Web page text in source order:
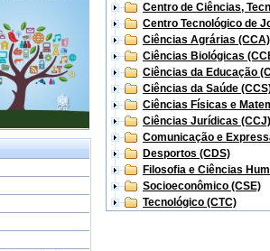
Centro de Ciências,
Centro Tecnológico de
Ciências Agrárias (CCA)
Ciências Biológicas
Ciências da Educação
Ciências da Saúde
Ciências Físicas e
Ciências Jurídicas (CCJ)
Comunicação e
Desportos (CDS)
Filosofia e Ciências
Socioeconômico (CSE)
Tecnológico (CTC)